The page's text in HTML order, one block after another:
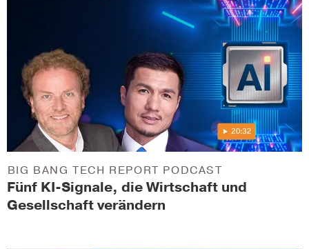
Fünf KI-Signale, die Wirtschaft und
Gesellschaft verändern
BIG BANG TECH REPORT PODCAST